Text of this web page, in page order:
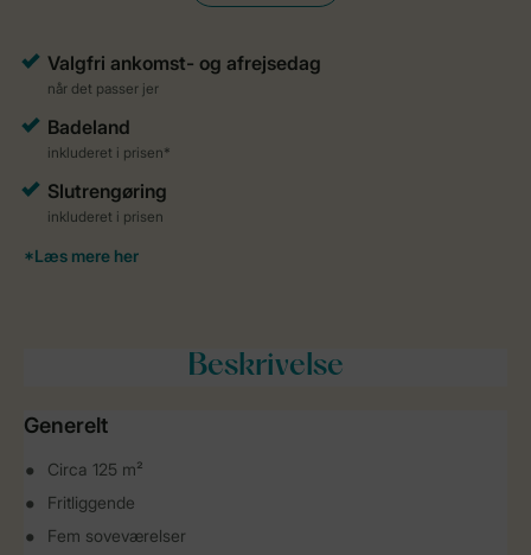
Beskrivelse
Generelt
Circa 125 m²
Fritliggende
Fem soveværelser